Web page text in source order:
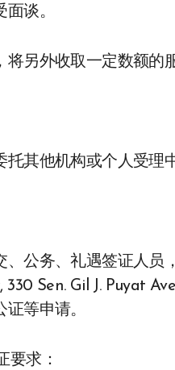
谈。
另外收取一定数额的
其他机构或个人受理
公务、礼遇签证人员
Sen. Gil J. Puyat
等申请。
要求：